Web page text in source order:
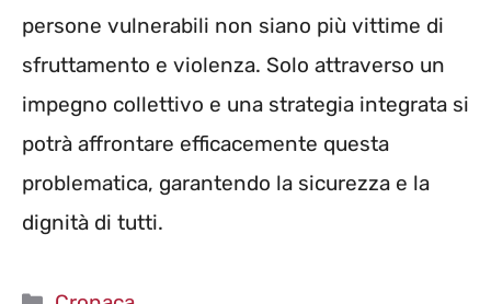
persone vulnerabili non siano più vittime di
sfruttamento e violenza. Solo attraverso un
impegno collettivo e una strategia integrata si
potrà affrontare efficacemente questa
problematica, garantendo la sicurezza e la
dignità di tutti.
Categorie